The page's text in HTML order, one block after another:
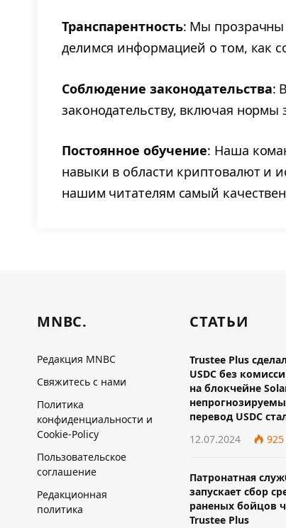
Транспарентность: Мы прозрачны
делимся информацией о том, как
Соблюдение законодательства:
законодательству, включая
Постоянное обучение: Наша
навыки в области криптовалют и
нашим читателям самый
MNBC.
Редакция MNBC
Свяжитесь с нами
Политика
конфиденциальности и
Cookie-Policy
Пользовательское
соглашение
Редакционная
политика
СТАТЬИ
Trustee Plus
USDC без
на блокчейне
перевод USDC
12.07.2024
925
Патронатная
запускает сбор
раненых бойцов
Trustee Plus